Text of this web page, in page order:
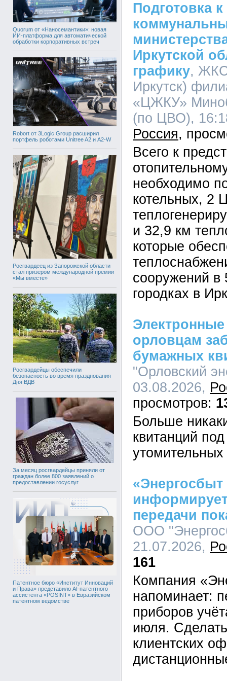
Quorum от «Наносемантики»: новая
ИИ-платформа для автоматической
обработки корпоративных встреч
Robort от 3Logic Group расширил
портфель роботами Unitree A2 и A2-W
Росгвардеец из Запорожской области
стал призером международной премии
«Мы вместе»
Росгвардейцы обеспечили
безопасность во время празднования
Дня ВДВ
За месяц росгвардейцы приняли от
граждан более 800 заявлений о
предоставлении госуслуг
Патентное бюро «Институт Инноваций
и Права» представило AI-патентного
ассистента «POSINT» в Евразийском
патентном ведомстве
Подготовка
Иркутской
графику,
Иркутск)
«ЦЖКУ»
(по ЦВО),
Россия
Всего к
необходимо
котельных, 2
и 32,9 км
которые
сооружений в
городках в
Электронные
орловцам
бумажных
"Орловский
03.08.2026,
Больше
квитанций
«Энергосбыт
передачи
ООО
21.07.2026,
161
Компания
напоминает:
приборов
июля.
клиентских